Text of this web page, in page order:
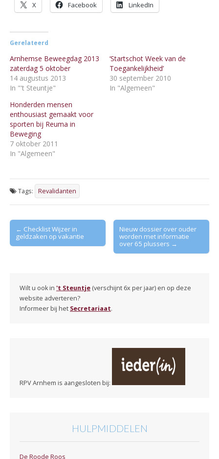
X Facebook LinkedIn
Gerelateerd
Arnhemse Beweegdag 2013
zaterdag 5 oktober
14 augustus 2013
In "'t Steuntje"
‘Startschot Week van de
Toegankelijkheid’
30 september 2010
In "Algemeen"
Honderden mensen
enthousiast gemaakt voor
sporten bij Reuma in
Beweging
7 oktober 2011
In "Algemeen"
Tags: Revalidanten
Post
navigation
← Checklist Wijzer in
geldzaken op vakantie
Nieuw dossier over ouder
worden met informatie
over 65 plussers →
Wilt u ook in 't Steuntje (verschijnt 6x per jaar) en op deze
website adverteren?
Informeer bij het Secretariaat.
RPV Arnhem is aangesloten bij:
HULPMIDDELEN
De Roode Roos